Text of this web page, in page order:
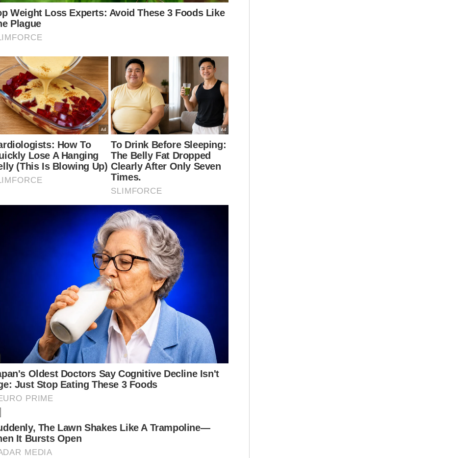
Para peserta diberi dua kesempatan bagi
menerbangkan dron dengan muatan seberat dua
kilogram dan mereka perlu menerbangkan
bungkusan tersebut sejauh dua kilometer
merentasi Tasik Putrajaya dan kembali semula ke
tapak pelancaran dalam masa terpantas.
Dalam pada itu, Gobind berkata pihaknya akan
terus memberikan sokongan dan dorongan yang
usaha meningkatkan keupayaan negara dalam
bidang penghantaran bungkusan agar keupayaan
negara setanding dengan negara-negara maju.
"Kita juga tetap akan mengutamakan isu
keselamatan penggunaan dron dalam
perkhidmatan pos dan adakalanya boleh berlaku
kemalangan disebabkan isu teknikal. Ini adalah
selaras dengan peraturan sedia ada seperti yang
ditetapkan dalam industri penerbangan,” katanya.
Artikel Berkaitan:
Malaysia rugi RM4.5 trilion dalam tempoh 26 tahun
akibat rasuah
Peserta IPR bebas kemiskinan dalam tempoh dua tahun
Subahat guna dokumen palsu urusan pindah milik
Mengenai pertandingan itu, Gobind berkata
program ini sangat bertepatan dengan hasrat